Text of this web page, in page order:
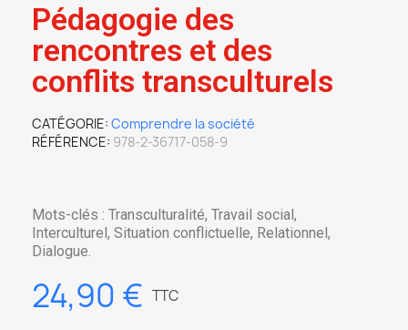
Pédagogie des
rencontres et des
conflits transculturels
CATÉGORIE Comprendre la société
RÉFÉRENCE 978-2-36717-058-9
Mots-clés : Transculturalité, Travail social,
Interculturel, Situation conflictuelle, Relationnel,
Dialogue.
24,90 € TTC